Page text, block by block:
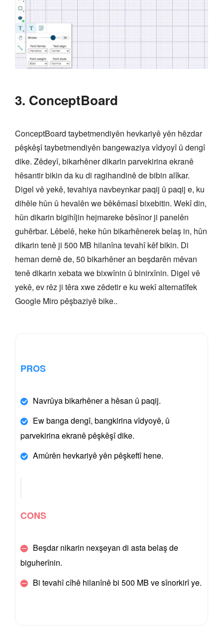
3. ConceptBoard
ConceptBoard taybetmendiyên hevkariyê yên hêzdar
pêşkêşî taybetmendiyên bangewaziya vîdyoyî û dengî
dike. Zêdeyî, bikarhêner dikarin parvekirina ekranê
hêsantir bikin da ku di ragihandinê de bibin alîkar.
Digel vê yekê, tevahiya navbeynkar paqij û paqij e, ku
dihêle hûn û hevalên we bêkêmasî bixebitin. Wekî din,
hûn dikarin bigihîjin hejmareke bêsînor ji panelên
guhêrbar. Lêbelê, heke hûn bikarhênerek belaş in, hûn
dikarin tenê ji 500 MB hilanîna tevahî kêf bikin. Di
heman demê de, 50 bikarhêner an beşdarên mêvan
tenê dikarin xebata we bixwînin û binirxînin. Digel vê
yekê, ev rêz ji têra xwe zêdetir e ku wekî alternatîfek
Google Miro pêşbaziyê bike..
PROS
Navrûya bikarhêner a hêsan û paqij.
Ew banga dengî, bangkirina vîdyoyê, û
parvekirina ekranê pêşkêşî dike.
Amûrên hevkariyê yên pêşkeftî hene.
CONS
Beşdar nikarin nexşeyan di asta belaş de
biguherînin.
Bi tevahî cîhê hilanînê bi 500 MB ve sînorkirî ye.